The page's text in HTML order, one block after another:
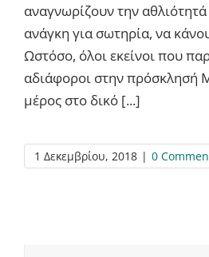
αναγνωρίζουν την αθλιότητά
ανάγκη για σωτηρία, να
Ωστόσο, όλοι εκείνοι που
αδιάφοροι στην πρόσκλησή
μέρος στο δικό [...]
1 Δεκεμβρίου, 2018 | 0